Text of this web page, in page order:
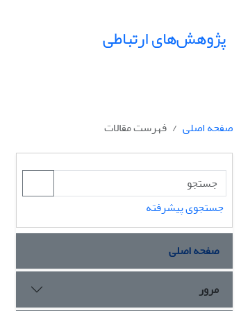
پژوهش‌های ارتباطی
صفحه اصلی
فهرست مقالات
جستجوی پیشرفته
صفحه اصلی
مرور